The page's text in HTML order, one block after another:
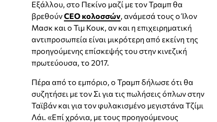
Εξάλλου, στο Πεκίνο μαζί με τον Τραμπ θα
βρεθούνCEO κολοσσών , ανάμεσά τους ο Ίλον
Μασκ και ο Τιμ Κουκ, αν και η επιχειρηματική
αντιπροσωπεία είναι μικρότερη από εκείνη της
προηγούμενης επίσκεψής του στην κινεζική
πρωτεύουσα, το 2017.
Πέρα από το εμπόριο, ο Τραμπ δήλωσε ότι θα
συζητήσει με τον Σι για τις πωλήσεις όπλων στην
Ταϊβάν και για τον φυλακισμένο μεγιστάνα Τζίμι
Λάι. «Επί χρόνια, με τους προηγούμενους